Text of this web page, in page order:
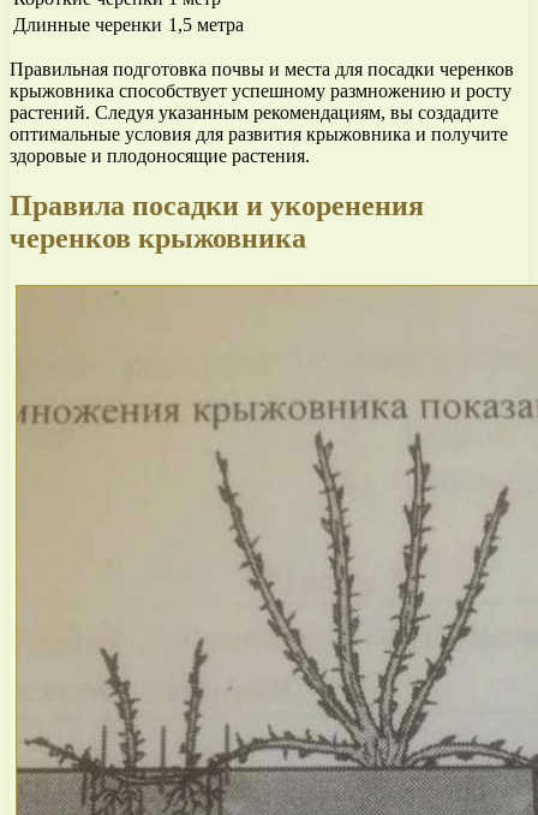
Длинные черенки 1,5 метра
Правильная подготовка почвы и места для посадки черенков
крыжовника способствует успешному размножению и росту
растений. Следуя указанным рекомендациям, вы создадите
оптимальные условия для развития крыжовника и получите
здоровые и плодоносящие растения.
Правила посадки и укоренения
черенков крыжовника